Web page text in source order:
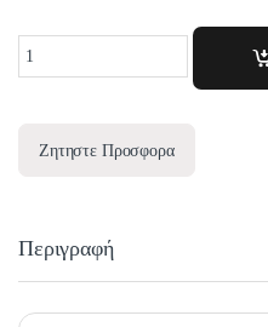
Ζητηστε Προσφορα
Περιγραφή